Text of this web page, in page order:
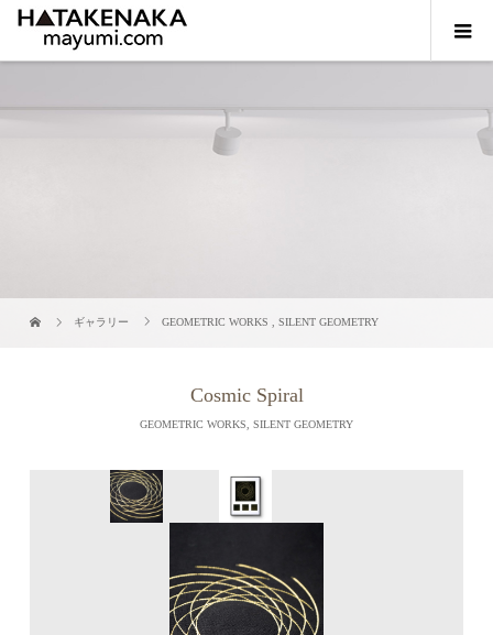
ギャラリー GEOMETRIC WORKS ,SILENT GEOMETRY
Cosmic Spiral
GEOMETRIC WORKS, SILENT GEOMETRY